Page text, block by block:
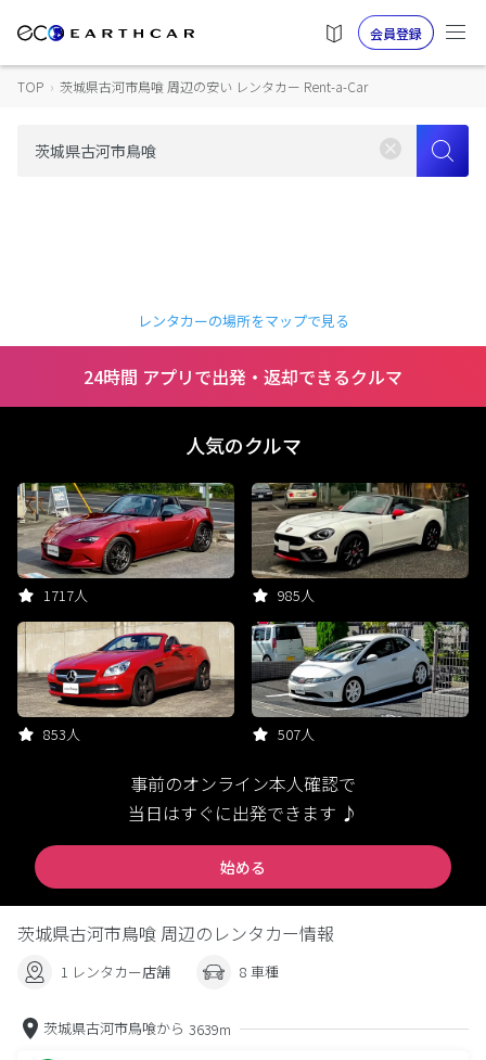
会員登録
TOP › 茨城県古河市鳥喰 周辺の安い レンタカー Rent-a-Car
レンタカーの場所をマップで見る
24時間 アプリで出発・返却できるクルマ
人気のクルマ
1717人 985人
853人 507人
事前のオンライン本人確認で
当日はすぐに出発できます ♪
始める
茨城県古河市鳥喰 周辺のレンタカー情報
1 レンタカー店舗 8 車種
茨城県古河市鳥喰から 3639m